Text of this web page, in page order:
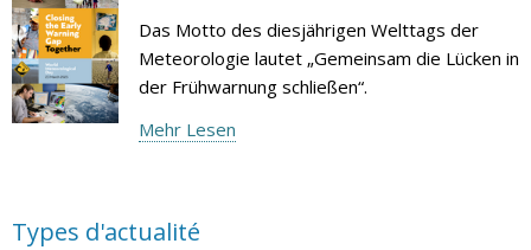
Das Motto des diesjährigen Welttags der
Meteorologie lautet „Gemeinsam die Lücken in
der Frühwarnung schließen“.
Mehr Lesen
Types d'actualité